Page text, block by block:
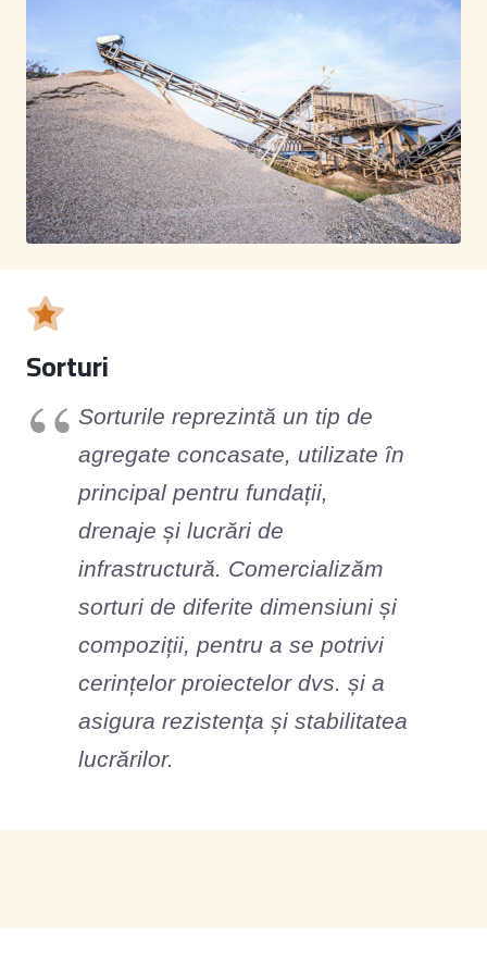
Sorturi
Sorturile reprezintă un tip de
agregate concasate, utilizate în
principal pentru fundații,
drenaje și lucrări de
infrastructură. Comercializăm
sorturi de diferite dimensiuni și
compoziții, pentru a se potrivi
cerințelor proiectelor dvs. și a
asigura rezistența și stabilitatea
lucrărilor.